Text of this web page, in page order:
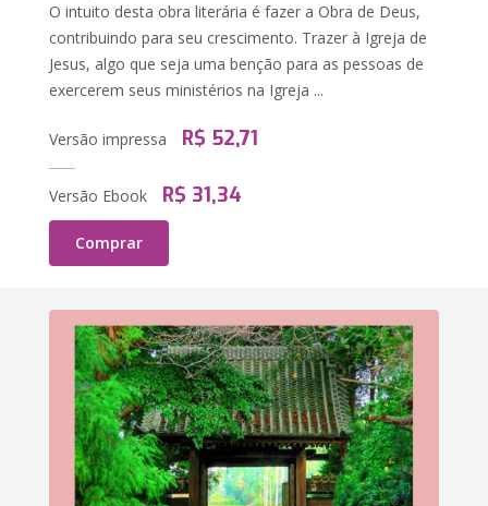
O intuito desta obra literária é fazer a Obra de Deus,
contribuindo para seu crescimento. Trazer à Igreja de
Jesus, algo que seja uma benção para as pessoas de
exercerem seus ministérios na Igreja ...
Versão impressa R$ 52,71
Versão Ebook R$ 31,34
Comprar